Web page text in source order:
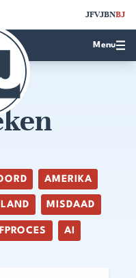
JFVJBNBJ
Menu
AMERIKA
MISDAAD
AI